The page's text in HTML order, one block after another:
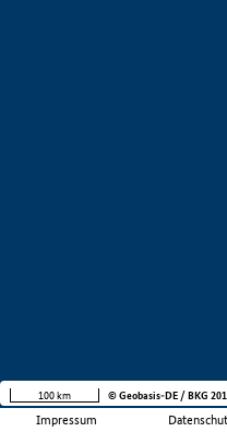
Impressum
100 km © Geobasis-DE / BKG